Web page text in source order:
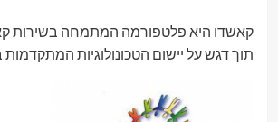
קאשדו היא פלטפורמה המתמחה בשירות
תוך דגש על יישום הטכונולוגיות המתקדמות